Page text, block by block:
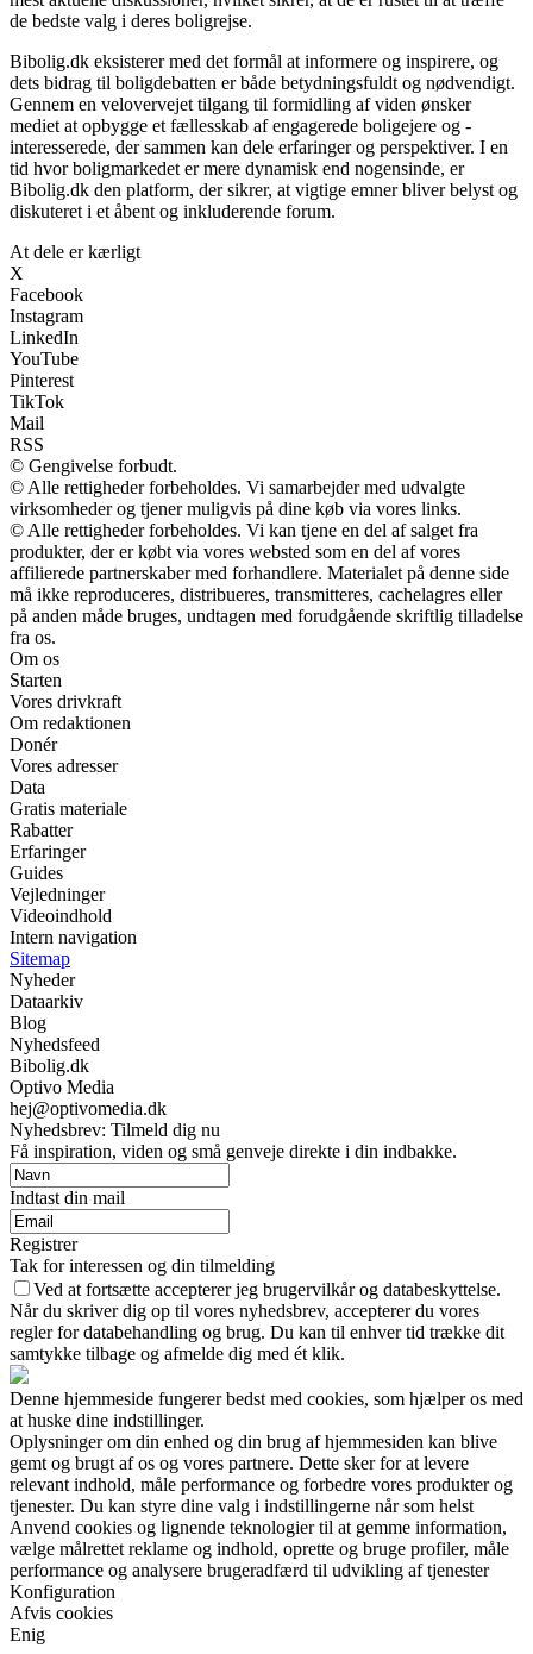
de bedste valg i deres boligrejse.
Bibolig.dk eksisterer med det formål at informere og inspirere, og
dets bidrag til boligdebatten er både betydningsfuldt og nødvendigt.
Gennem en velovervejet tilgang til formidling af viden ønsker
mediet at opbygge et fællesskab af engagerede boligejere og -
interesserede, der sammen kan dele erfaringer og perspektiver. I en
tid hvor boligmarkedet er mere dynamisk end nogensinde, er
Bibolig.dk den platform, der sikrer, at vigtige emner bliver belyst og
diskuteret i et åbent og inkluderende forum.
At dele er kærligt
X
Facebook
Instagram
LinkedIn
YouTube
Pinterest
TikTok
Mail
RSS
© Gengivelse forbudt.
© Alle rettigheder forbeholdes. Vi samarbejder med udvalgte
virksomheder og tjener muligvis på dine køb via vores links.
© Alle rettigheder forbeholdes. Vi kan tjene en del af salget fra
produkter, der er købt via vores websted som en del af vores
affilierede partnerskaber med forhandlere. Materialet på denne side
må ikke reproduceres, distribueres, transmitteres, cachelagres eller
på anden måde bruges, undtagen med forudgående skriftlig tilladelse
fra os.
Om os
Starten
Vores drivkraft
Om redaktionen
Donér
Vores adresser
Data
Gratis materiale
Rabatter
Erfaringer
Guides
Vejledninger
Videoindhold
Intern navigation
Sitemap
Nyheder
Dataarkiv
Blog
Nyhedsfeed
Bibolig.dk
Optivo Media
hej@optivomedia.dk
Nyhedsbrev: Tilmeld dig nu
Få inspiration, viden og små genveje direkte i din indbakke.
Indtast din mail
Registrer
Tak for interessen og din tilmelding
Ved at fortsætte accepterer jeg brugervilkår og databeskyttelse.
Når du skriver dig op til vores nyhedsbrev, accepterer du vores
regler for databehandling og brug. Du kan til enhver tid trække dit
samtykke tilbage og afmelde dig med ét klik.
Denne hjemmeside fungerer bedst med cookies, som hjælper os med
at huske dine indstillinger.
Oplysninger om din enhed og din brug af hjemmesiden kan blive
gemt og brugt af os og vores partnere. Dette sker for at levere
relevant indhold, måle performance og forbedre vores produkter og
tjenester. Du kan styre dine valg i indstillingerne når som helst
Anvend cookies og lignende teknologier til at gemme information,
vælge målrettet reklame og indhold, oprette og bruge profiler, måle
performance og analysere brugeradfærd til udvikling af tjenester
Konfiguration
Afvis cookies
Enig